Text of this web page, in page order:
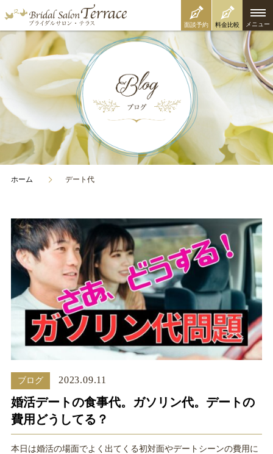
面談予約 料金比較 メニュー
ホーム デート代
ブログ 2023.09.11
婚活デートの食事代。ガソリン代。デートの
費用どうしてる？
本日は婚活の場面でよく出てくる初対面やデートシーンの費用に